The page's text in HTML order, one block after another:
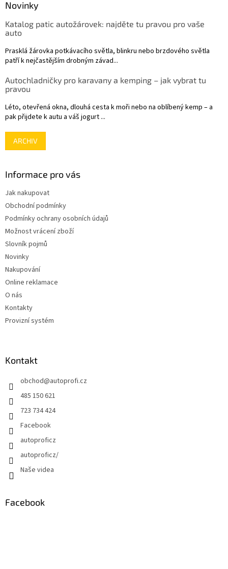
Novinky
Katalog patic autožárovek: najděte tu pravou pro vaše
auto
Prasklá žárovka potkávacího světla, blinkru nebo brzdového světla
patří k nejčastějším drobným závad...
Autochladničky pro karavany a kemping – jak vybrat tu
pravou
Léto, otevřená okna, dlouhá cesta k moři nebo na oblíbený kemp – a
pak přijdete k autu a váš jogurt ...
ARCHIV
Informace pro vás
Jak nakupovat
Obchodní podmínky
Podmínky ochrany osobních údajů
Možnost vrácení zboží
Slovník pojmů
Novinky
Nakupování
Online reklamace
O nás
Kontakty
Provizní systém
Kontakt
obchod@autoprofi.cz
485 150 621
723 734 424
Facebook
autoproficz
autoproficz/
Naše videa
Facebook